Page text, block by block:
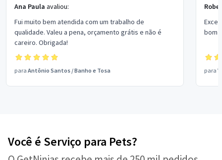
Ana Paula avaliou:
Fui muito bem atendida com um trabalho de
qualidade. Valeu a pena, orçamento grátis e não é
careiro. Obrigada!
para Antônio Santos /Banho e Tosa
bom
para
Você é Serviço para Pets?